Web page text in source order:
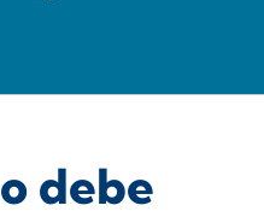
debe